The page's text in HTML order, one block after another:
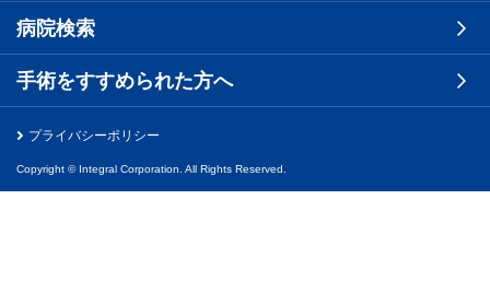
病院検索
手術をすすめられた方へ
プライバシーポリシー
Copyright © Integral Corporation. All Rights Reserved.